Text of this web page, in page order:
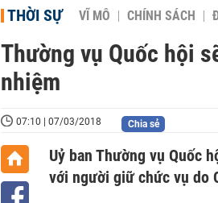
THỜI SỰ VĨ MÔ CHÍNH SÁCH
Thường vụ Quốc hội
nhiệm
07:10 | 07/03/2018 Chia sẻ
Uỷ ban Thường vụ Quốc
với người giữ chức vụ do